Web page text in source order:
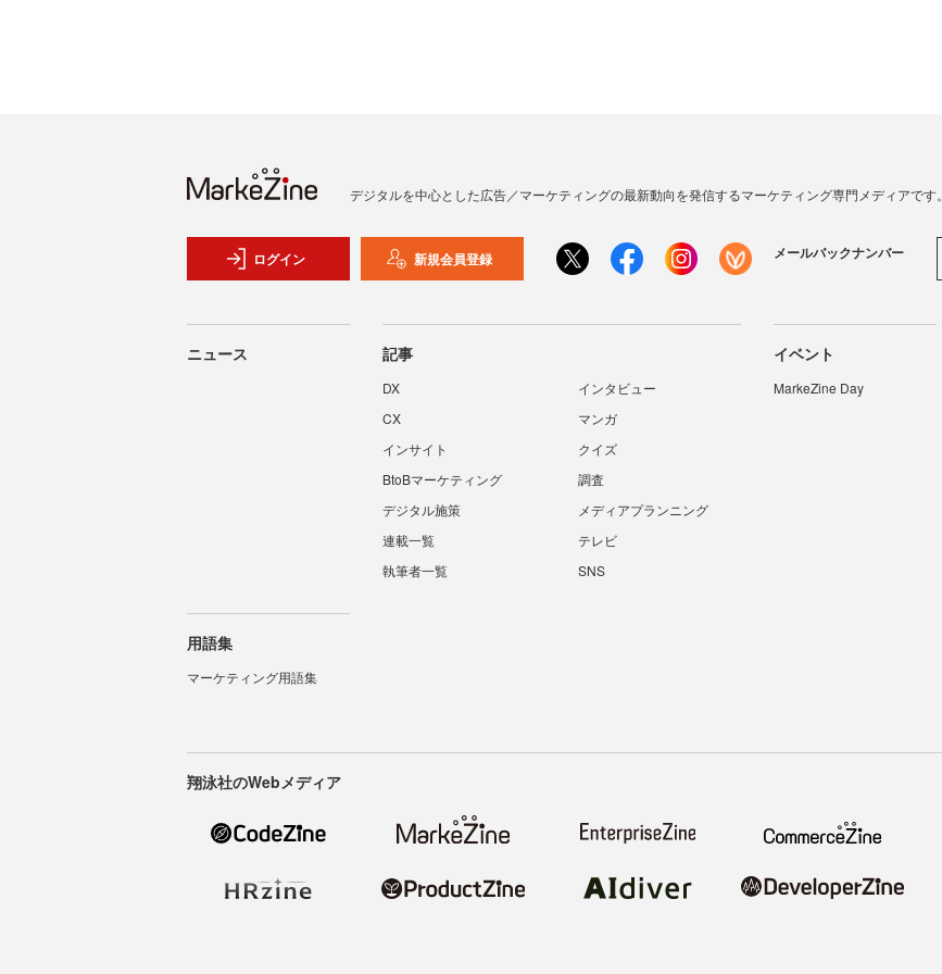
デジタルを中心とした広告／マーケティングの最新動向を発信するマーケティング専門メディアです。
ログイン 新規会員登録 メールバックナンバー
ニュース 記事
DX
インタビュー
CX
マンガ
インサイト
クイズ
BtoBマーケティング
調査
デジタル施策
メディアプランニング
連載一覧
テレビ
執筆者一覧
SNS
イベント
MarkeZine Day
用語集
マーケティング用語集
翔泳社のWebメディア